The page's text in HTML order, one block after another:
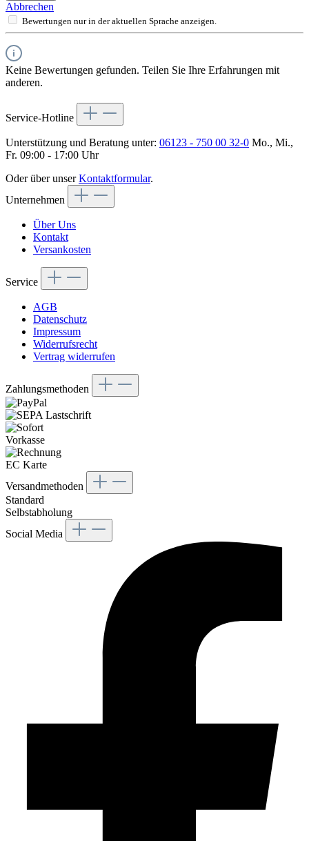
Abbrechen
Bewertungen nur in der aktuellen Sprache anzeigen.
Keine Bewertungen gefunden. Teilen Sie Ihre Erfahrungen mit
anderen.
Service-Hotline
Unterstützung und Beratung unter: 06123 - 750 00 32-0 Mo., Mi.,
Fr. 09:00 - 17:00 Uhr
Oder über unserKontaktformular.
Unternehmen
Über Uns
Kontakt
Versankosten
Service
AGB
Datenschutz
Impressum
Widerrufsrecht
Vertrag widerrufen
Zahlungsmethoden
Vorkasse
EC Karte
Versandmethoden
Standard
Selbstabholung
Social Media